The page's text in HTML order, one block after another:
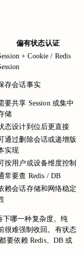
偏有状态认证
+ Cookie / Redis
存会话事实
要共享 Session 或集中
储
态设计到位后更直接
通过删除会话或递增版
实现
按用户或设备维度控制
常要查 Redis / DB
赖会话存储和网络稳定
下哪一种复杂度。纯
很难强制收回。有状态
要依赖 Redis、DB 或